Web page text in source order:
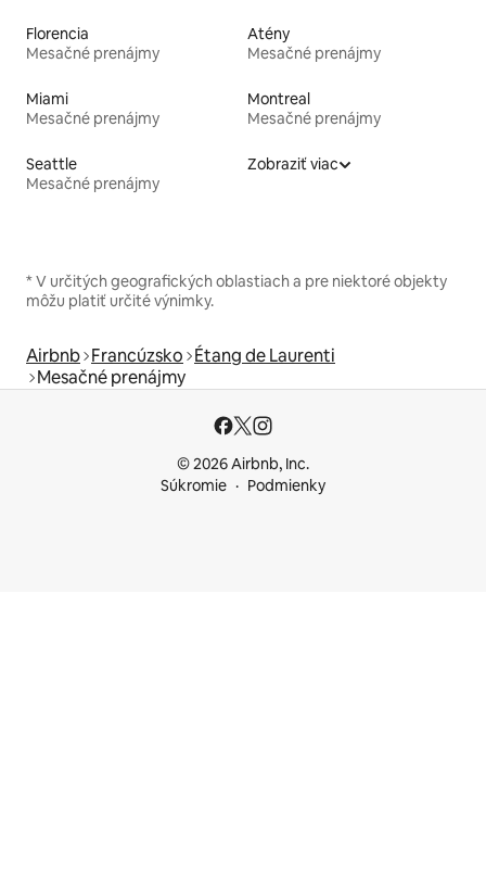
Florencia
Mesačné prenájmy
Atény
Mesačné prenájmy
Miami
Mesačné prenájmy
Montreal
Mesačné prenájmy
Seattle
Mesačné prenájmy
Zobraziť viac
* V určitých geografických oblastiach a pre niektoré objekty
môžu platiť určité výnimky.
Airbnb Francúzsko Étang de Laurenti
Mesačné prenájmy
© 2026 Airbnb, Inc.
Súkromie
Podmienky